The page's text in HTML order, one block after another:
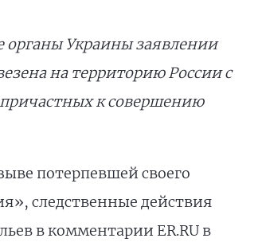
органы Украины заявлении
на территорию России с
причастных к совершению
потерпевшей своего
следственные действия
в комментарии ER.RU в